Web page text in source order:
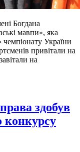
Богдана
мавпи», яка
чемпіонату України
привітали на
на
здобув
конкурсу